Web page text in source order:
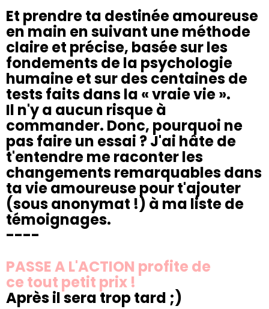
Et prendre ta destinée amoureuse
en main en suivant une méthode
claire et précise, basée sur les
fondements de la psychologie
humaine et sur des centaines de
tests faits dans la « vraie vie ».
Il n'y a aucun risque à
commander. Donc, pourquoi ne
pas faire un essai ? J'ai hâte de
t'entendre me raconter les
changements remarquables dans
ta vie amoureuse pour t'ajouter
(sous anonymat !) à ma liste de
témoignages.
----
PASSE A L'ACTION profite de
ce tout petit prix !
Après il sera trop tard ;)